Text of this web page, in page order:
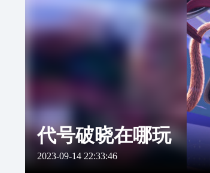
代号破晓在哪玩
2023-09-14 22:33:46